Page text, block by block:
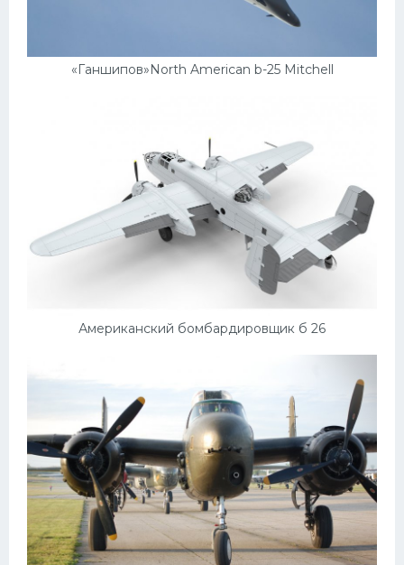
«Ганшипов»North American b-25 Mitchell
Американский бомбардировщик б 26